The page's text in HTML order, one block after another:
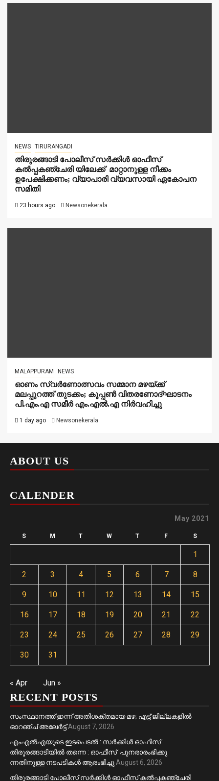
NEWS TIRURANGADI
തിരുരങ്ങാടി പോലീസ് സർക്കിൾ ഓഫീസ്
കൽപ്പകഞ്ചേരി യിലേക്ക് മാറ്റാനുള്ള നീക്കം
ഉപേക്ഷിക്കണം; വ്യാപാരി വ്യവസായി ഏകോപന
സമിതി
23 hours ago Newsonekerala
MALAPPURAM NEWS
ഓണം സ്വർണോത്സവം സമ്മാന മഴയ്ക്ക്
മലപ്പുറത്ത് തുടക്കം; കൂപ്പൺ വിതരണോദ്ഘാടനം
പി.എം.എ സമീർ എം.എൽ.എ നിർവഹിച്ചു
1 day ago Newsonekerala
ABOUT US
CALENDER
May 2021
S M T W T F S
1
2 3 4 5 6 7 8
9 10 11 12 13 14 15
16 17 18 19 20 21 22
23 24 25 26 27 28 29
30 31
« Apr Jun »
RECENT POSTS
സംസ്ഥാനത്ത് ഇന്ന് അതിശക്തമായ മഴ; എട്ട് ജില്ലകളിൽ
ഓറഞ്ച് അലേര്‍ട്ട് August 7, 2026
എംഎൽഎയുടെ ഇടപെടൽ : സര്‍ക്കിള്‍ ഓഫീസ്
തിരൂരങ്ങാടിയിൽ തന്നെ : ഓഫീസ് പുനരാരംഭിക്കു
ന്നതിനുള്ള നടപടികൾ ആരംഭിച്ചു August 6, 2026
തിരുരങ്ങാടി പോലീസ് സർക്കിൾ ഓഫീസ് കൽപ്പകഞ്ചേരി